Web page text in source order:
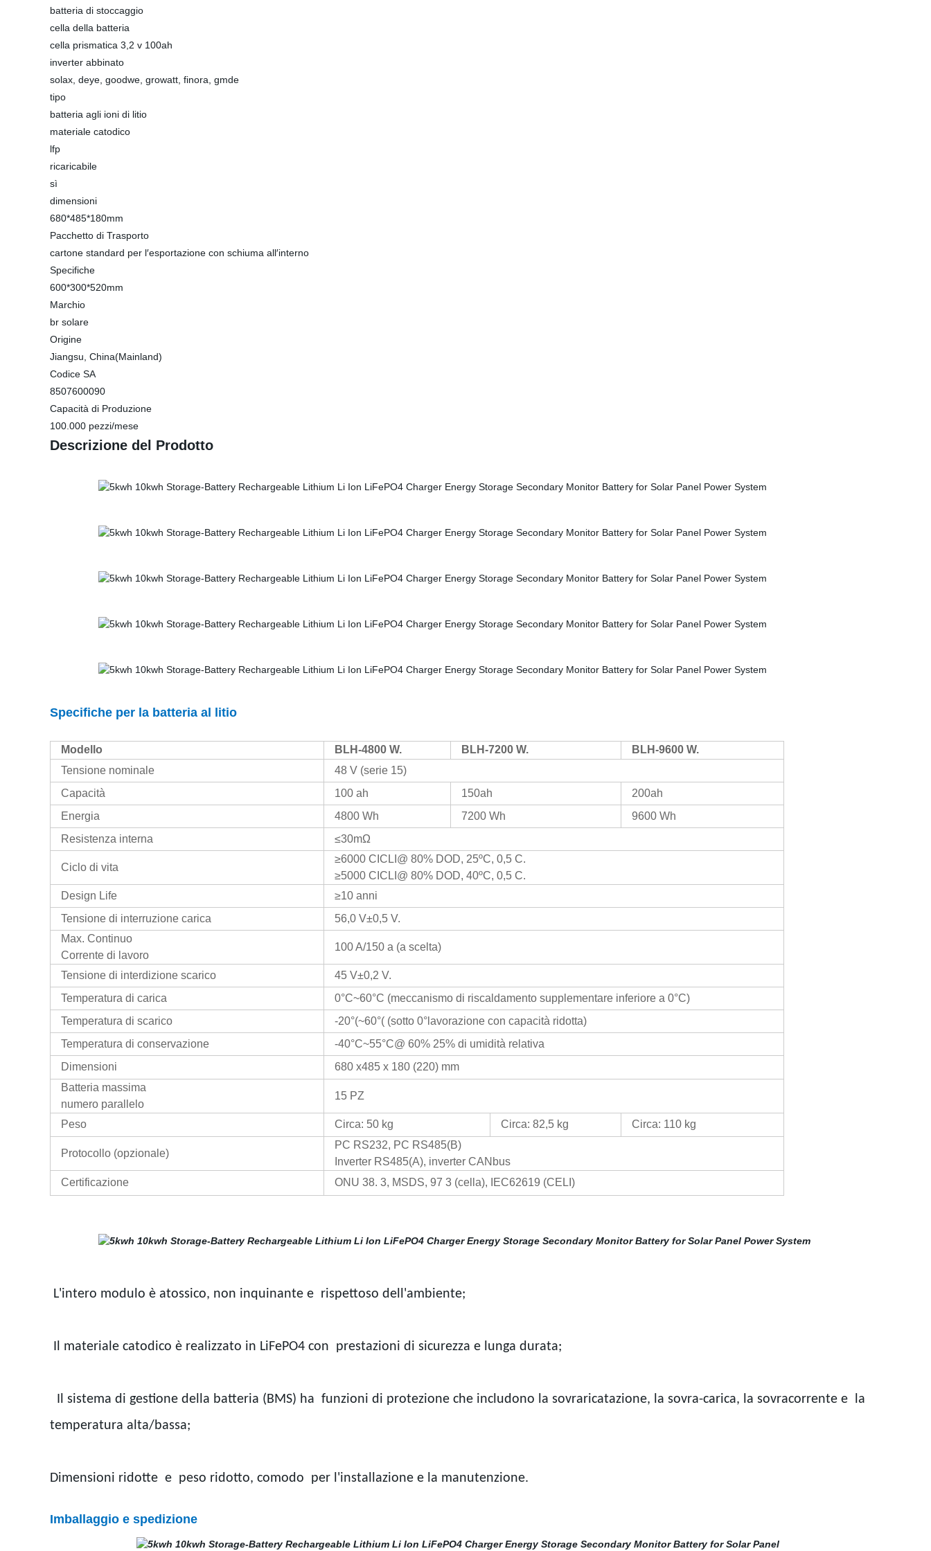
batteria di stoccaggio
cella della batteria
cella prismatica 3,2 v 100ah
inverter abbinato
solax, deye, goodwe, growatt, finora, gmde
tipo
batteria agli ioni di litio
materiale catodico
lfp
ricaricabile
sì
dimensioni
680*485*180mm
Pacchetto di Trasporto
cartone standard per l′esportazione con schiuma all′interno
Specifiche
600*300*520mm
Marchio
br solare
Origine
Jiangsu, China(Mainland)
Codice SA
8507600090
Capacità di Produzione
100.000 pezzi/mese
Descrizione del Prodotto
Specifiche per la batteria al litio
Modello BLH-4800 W. BLH-7200 W.
BLH-9600 W.
Tensione nominale
48 V (serie 15)
Capacità
100 ah 150ah
200ah
Energia
4800 Wh 7200 Wh
9600 Wh
Resistenza interna
≤30mΩ
Ciclo di vita
≥6000 CICLI@ 80% DOD, 25ºC, 0,5 C.
≥5000 CICLI@ 80% DOD, 40ºC, 0,5 C.
Design Life
≥10 anni
Tensione di interruzione carica
56,0 V±0,5 V.
Max. Continuo
Corrente di lavoro
100 A/150 a (a scelta)
Tensione di interdizione scarico
45 V±0,2 V.
Temperatura di carica
0°C~60°C (meccanismo di riscaldamento supplementare inferiore a 0°C)
Temperatura di scarico
-20°(~60°( (sotto 0°lavorazione con capacità ridotta)
Temperatura di conservazione
-40°C~55°C@ 60% 25% di umidità relativa
Dimensioni
680 x485 x 180 (220) mm
Batteria massima
numero parallelo
15 PZ
Peso Circa: 50 kg Circa: 82,5 kg Circa: 110 kg
Protocollo (opzionale)
PC RS232, PC RS485(B)
Inverter RS485(A), inverter CANbus
Certificazione
ONU 38. 3, MSDS, 97 3 (cella), IEC62619 (CELI)
L'intero modulo è atossico, non inquinante e rispettoso dell'ambiente;
Il materiale catodico è realizzato in LiFePO4 con prestazioni di sicurezza e lunga durata;
Il sistema di gestione della batteria (BMS) ha funzioni di protezione che includono la sovraricatazione, la sovra-carica, la sovracorrente e la
temperatura alta/bassa;
Dimensioni ridotte e peso ridotto, comodo per l'installazione e la manutenzione.
Imballaggio e spedizione